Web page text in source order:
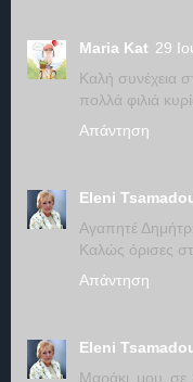
Maria Kat 29
Καλή συνέχεια
πολλά φιλιά
Απάντηση
Eleni
Αγαπητέ
Καλώς όρισες
Απάντηση
Eleni
Μαράκι μου σε